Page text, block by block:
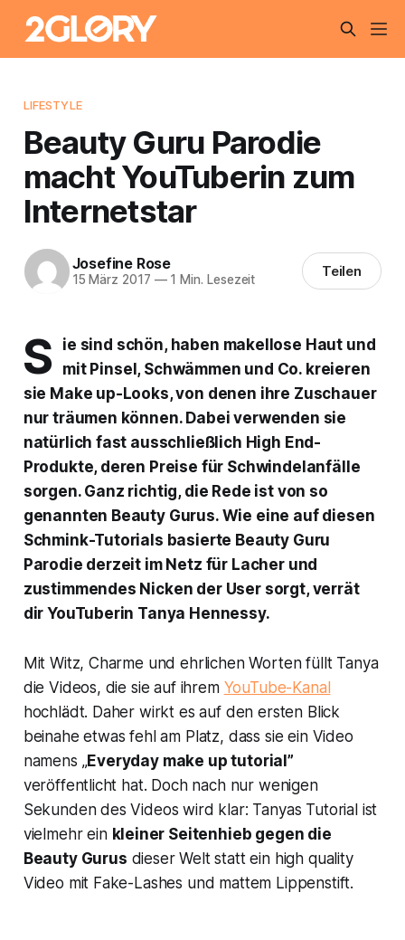
LIFESTYLE
Beauty Guru Parodie
macht YouTuberin zum
Internetstar
Josefine Rose
15 März 2017 —1 Min. Lesezeit Teilen
S
ie sind schön, haben makellose Haut und
mit Pinsel, Schwämmen und Co. kreieren
sie Make up-Looks, von denen ihre Zuschauer
nur träumen können. Dabei verwenden sie
natürlich fast ausschließlich High End-
Produkte, deren Preise für Schwindelanfälle
sorgen. Ganz richtig, die Rede ist von so
genannten Beauty Gurus. Wie eine auf diesen
Schmink-Tutorials basierte Beauty Guru
Parodie derzeit im Netz für Lacher und
zustimmendes Nicken der User sorgt, verrät
dir YouTuberin Tanya Hennessy.
Mit Witz, Charme und ehrlichen Worten füllt Tanya
die Videos, die sie auf ihrem YouTube-Kanal
hochlädt. Daher wirkt es auf den ersten Blick
beinahe etwas fehl am Platz, dass sie ein Video
namens „Everyday make up tutorial”
veröffentlicht hat. Doch nach nur wenigen
Sekunden des Videos wird klar: Tanyas Tutorial ist
vielmehr ein kleiner Seitenhieb gegen die
Beauty Gurus dieser Welt statt ein high quality
Video mit Fake-Lashes und mattem Lippenstift.